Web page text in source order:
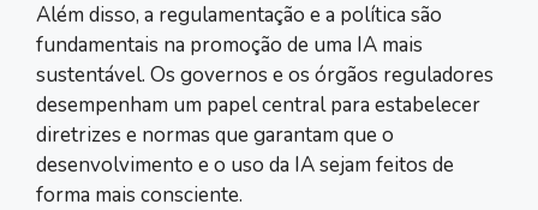
Além disso, a regulamentação e a política são
fundamentais na promoção de uma IA mais
sustentável. Os governos e os órgãos reguladores
desempenham um papel central para estabelecer
diretrizes e normas que garantam que o
desenvolvimento e o uso da IA sejam feitos de
forma mais consciente.